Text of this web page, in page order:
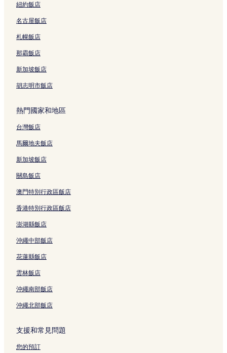
布農族文化展覽館附近的飯店
伯朗大道附近的飯店
興昌飯店
東河橋遊憩區附近的飯店
鹿野高台附近的飯店
成功飯店
都蘭飯店
金樽漁港附近的飯店
舊東河橋附近的飯店
東河 2 星級飯店
東河 3 星級飯店
大坡池 2 星級飯店
大坡池 3 星級飯店
池上 3 星級飯店
池上 2 星級飯店
成功 3 星級飯店
伯朗大道 2 星級飯店
紐約飯店
名古屋飯店
札幌飯店
那霸飯店
新加坡飯店
胡志明市飯店
熱門國家和地區
台灣飯店
馬爾地夫飯店
新加坡飯店
關島飯店
澳門特別行政區飯店
香港特別行政區飯店
澎湖縣飯店
沖繩中部飯店
花蓮縣飯店
雲林飯店
沖繩南部飯店
沖繩北部飯店
支援和常見問題
您的預訂